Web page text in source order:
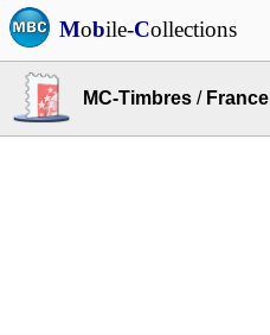
Mobile-Collections
MC-Timbres / France